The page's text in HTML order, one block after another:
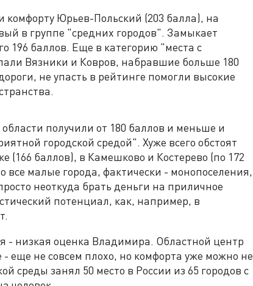
комфорту Юрьев-Польский (203 балла), на
в группе "средних городов". Замыкает
196 баллов. Еще в категорию "места с
Вязники и Ковров, набравшие больше 180
не упасть в рейтинге помогли высокие
получили от 180 баллов и меньше и
городской средой". Хуже всего обстоят
(166 баллов), в Камешково и Костерево (по 172
все малые города, фактически - монопоселения,
неоткуда брать деньги на приличное
потенциал, как, например, в
- низкая оценка Владимира. Областной центр
- еще не совсем плохо, но комфорта уже можно не
среды занял 50 место в России из 65 городов с